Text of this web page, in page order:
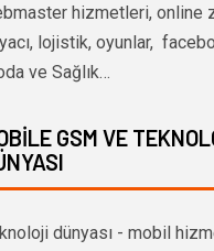
hizmetleri, online
lojistik, oyunlar,
ve Sağlık…
GSM VE
dünyası - mobil